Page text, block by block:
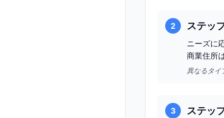
2 ステッ
ニーズに
商業住所
異なるタイ
3 ステッ